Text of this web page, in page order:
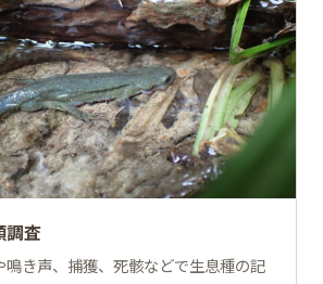
調査
鳴き声、捕獲、死骸などで生息種の記